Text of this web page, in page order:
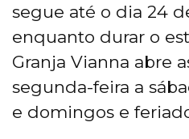
segue até o dia 24
enquanto durar o
Granja Vianna abre
segunda-feira a
e domingos e